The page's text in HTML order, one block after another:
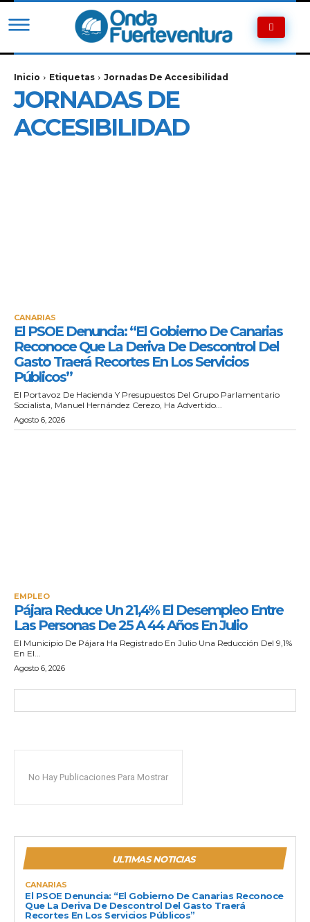
Inicio Etiquetas Jornadas De Accesibilidad
JORNADAS DE
ACCESIBILIDAD
CANARIAS
El PSOE Denuncia: “El Gobierno De Canarias
Reconoce Que La Deriva De Descontrol Del
Gasto Traerá Recortes En Los Servicios
Públicos”
El Portavoz De Hacienda Y Presupuestos Del Grupo Parlamentario
Socialista, Manuel Hernández Cerezo, Ha Advertido...
Agosto 6, 2026
EMPLEO
Pájara Reduce Un 21,4% El Desempleo Entre
Las Personas De 25 A 44 Años En Julio
El Municipio De Pájara Ha Registrado En Julio Una Reducción Del 9,1%
En El...
Agosto 6, 2026
No Hay Publicaciones Para Mostrar
ULTIMAS NOTICIAS
CANARIAS
El PSOE Denuncia: “El Gobierno De Canarias Reconoce
Que La Deriva De Descontrol Del Gasto Traerá
Recortes En Los Servicios Públicos”